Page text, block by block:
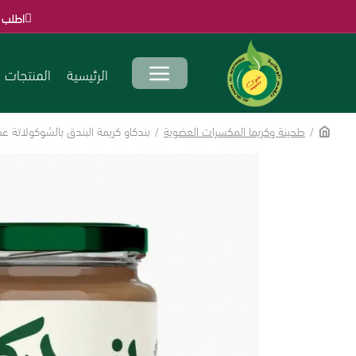
اطلب الآن قبل
الرئيسية المنتجات
طحينة وكريما المكسرات العضوية بندكاو كريمة البندق بالشوكولاتة عضوي 250جم